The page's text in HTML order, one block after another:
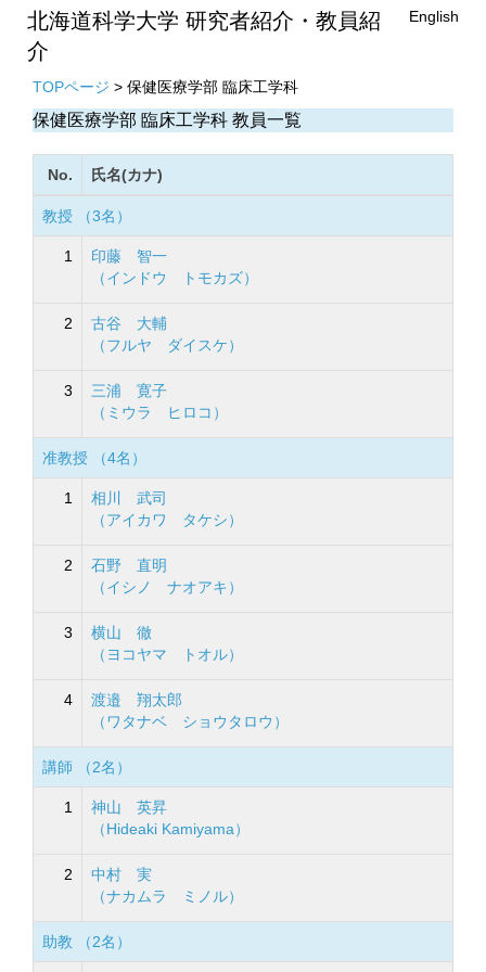
北海道科学大学 研究者紹介・教員紹
介
English
TOPページ > 保健医療学部 臨床工学科
保健医療学部 臨床工学科 教員一覧
No. 氏名(カナ)
教授 （3名）
1
印藤 智一
（インドウ トモカズ）
2
古谷 大輔
（フルヤ ダイスケ）
3
三浦 寛子
（ミウラ ヒロコ）
准教授 （4名）
1
相川 武司
（アイカワ タケシ）
2
石野 直明
（イシノ ナオアキ）
3
横山 徹
（ヨコヤマ トオル）
4
渡邉 翔太郎
（ワタナベ ショウタロウ）
講師 （2名）
1
神山 英昇
（Hideaki Kamiyama）
2
中村 実
（ナカムラ ミノル）
助教 （2名）